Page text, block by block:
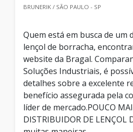
BRUNERIK / SÃO PAULO - SP
Quem está em busca de um
lençol de borracha,
website da Bragal.
Soluções Industriais, é
detalhes sobre a excelente
benefício assegurada pela
líder de mercado.POUCO
DISTRIBUIDOR DE LENÇOL